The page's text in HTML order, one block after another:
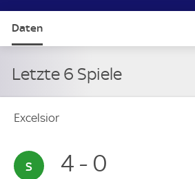
Daten
Letzte 6 Spiele
Excelsior
4 - 0